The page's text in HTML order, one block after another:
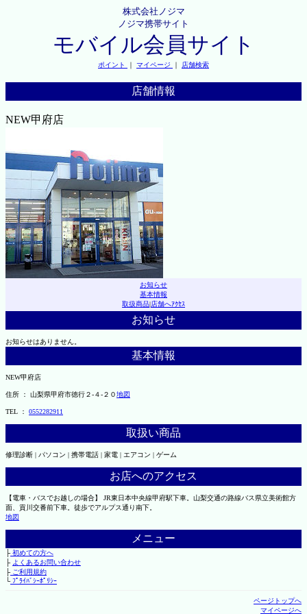
株式会社ノジマ
ノジマ携帯サイト
モバイル会員サイト
ポイント ｜ マイページ ｜ 店舗検索
店舗情報
NEW甲府店
お知らせ
基本情報
取扱商品|店舗へｱｸｾｽ
お知らせ
お知らせはありません。
基本情報
NEW甲府店
住所 ： 山梨県甲府市徳行２-４-２０地図
TEL ： 0552282911
取扱い商品
修理診断 | パソコン | 携帯電話 | 家電 | エアコン | ゲーム
お店へのアクセス
【電車・バスでお越しの場合】 JR東日本中央線甲府駅下車。山梨交通の路線バス県立美術館方
面、貢川交番前下車。徒歩でアルプス通り南下。
地図
メニュー
├初めての方へ
├ よくあるお問い合わせ
├ご利用規約
└ﾌﾟﾗｲﾊﾞｼｰﾎﾟﾘｼｰ
ページトップへ
マイページへ